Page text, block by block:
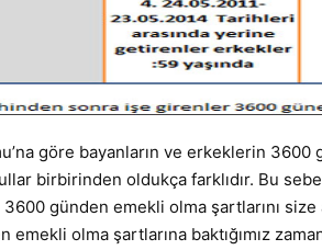
göre bayanların ve erkeklerin
birbirinden oldukça farklıdır. Bu
3600 günden emekli olma şartlarını size
olma şartlarına baktığımız